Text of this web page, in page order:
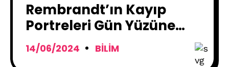
Rembrandt’ın Kayıp
Portreleri Gün Yüzüne
Çıktı !
14/06/2024 BILIM